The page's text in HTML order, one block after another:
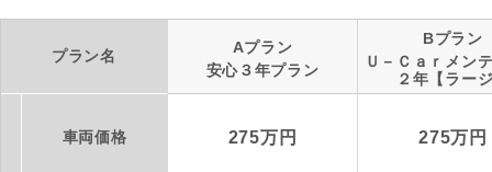
プラン名
Aプラン
安心３年プラン
Bプラン
Ｕ－Ｃａｒメン
２年【ラー
車両価格 275万円 275万円